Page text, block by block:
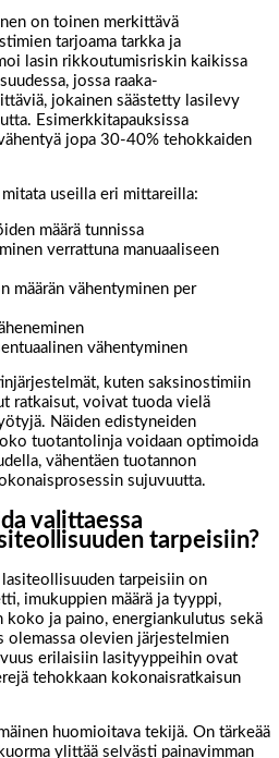
on toinen merkittävä
tarjoama tarkka ja
lasin rikkoutumisriskin kaikissa
jossa raaka-
jokainen säästetty lasilevy
Esimerkkitapauksissa
jopa 30-40% tehokkaiden
mitata useilla eri mittareilla:
määrä tunnissa
verrattuna manuaaliseen
määrän vähentyminen per
vähentyminen
kuten saksinostimiin
ratkaisut, voivat tuoda vielä
Näiden edistyneiden
tuotantolinja voidaan optimoida
vähentäen tuotannon
sujuvuutta.
valittaessa
tarpeisiin?
tarpeisiin on
imukuppien määrä ja tyyppi,
koko ja paino, energiankulutus sekä
olemassa olevien järjestelmien
erilaisiin lasityyppeihin ovat
tehokkaan kokonaisratkaisun
huomioitava tekijä. On tärkeää
ylittää selvästi painavimman